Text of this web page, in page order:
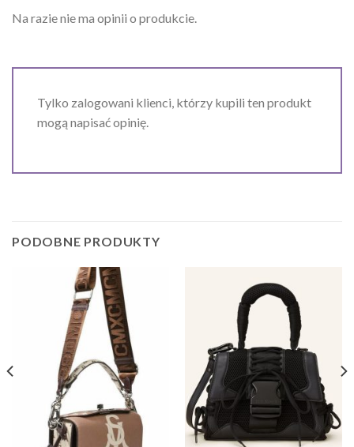
Na razie nie ma opinii o produkcie.
Tylko zalogowani klienci, którzy kupili ten produkt
mogą napisać opinię.
PODOBNE PRODUKTY